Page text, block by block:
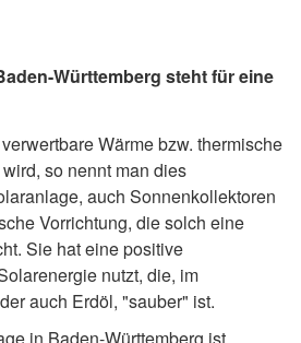
Württemberg steht für eine
Wärme bzw. thermische
so nennt man dies
auch Sonnenkollektoren
Vorrichtung, die solch eine
Sie hat eine positive
nutzt, die, im
auch Erdöl, "sauber" ist.